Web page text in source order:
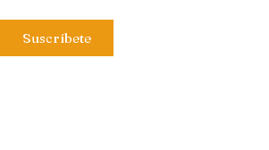
Suscríbete